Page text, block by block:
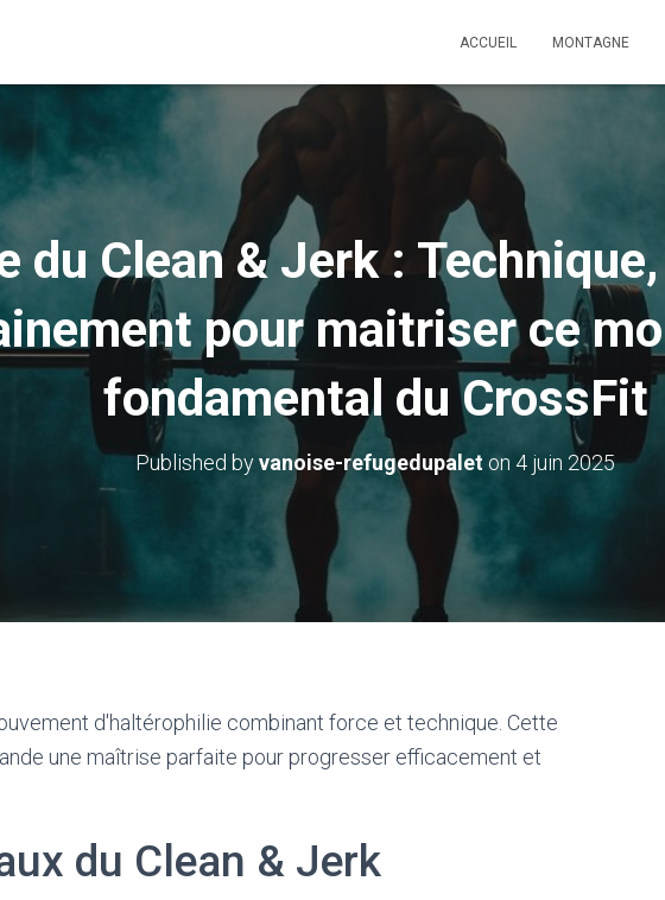
ACCUEIL MONTAGNE
du Clean & Jerk :
pour maitriser ce
fondamental du CrossFit
Published byvanoise-refugedupaleton 4 juin 2025
d'haltérophilie combinant force et technique. Cette
une maîtrise parfaite pour progresser efficacement et
du Clean & Jerk